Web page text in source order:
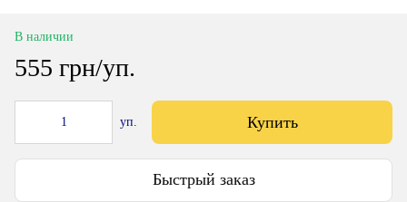
В наличии
555 грн/уп.
уп. Купить
Быстрый заказ